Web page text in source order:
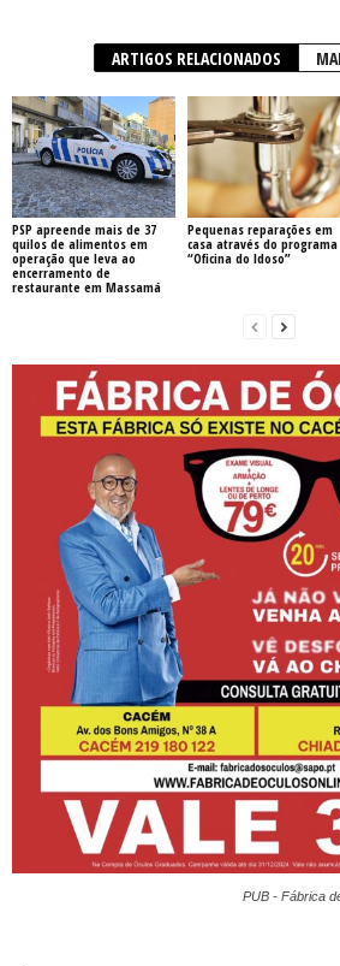
ARTIGOS RELACIONADOS
PSP apreende mais de 37
quilos de alimentos em
operação que leva ao
encerramento de
restaurante em Massamá
Pequenas reparações em
casa através do programa
“Oficina do Idoso”
PUB - Fábrica